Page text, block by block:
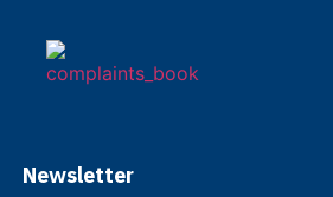
Newsletter